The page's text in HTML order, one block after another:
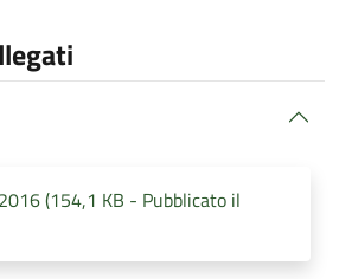
(154,1 KB - Pubblicato il